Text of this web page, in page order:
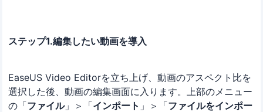
ステップ1.編集したい動画を導入
EaseUS Video Editorを立ち上げ、動画のアスペクト比を
選択した後、動画の編集画面に入ります。上部のメニュー
の「ファイル」＞「インポート 」＞「ファイルをインポー